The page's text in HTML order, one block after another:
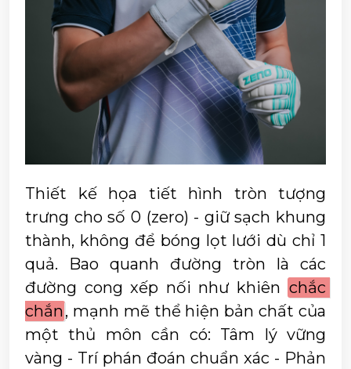
Thiết kế họa tiết hình tròn tượng
trưng cho số 0 (zero) - giữ sạch khung
thành, không để bóng lọt lưới dù chỉ 1
quả. Bao quanh đường tròn là các
đường cong xếp nối như khiên chắc
chắn, mạnh mẽ thể hiện bản chất của
một thủ môn cần có: Tâm lý vững
vàng - Trí phán đoán chuẩn xác - Phản